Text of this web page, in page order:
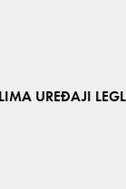
UREĐAJI